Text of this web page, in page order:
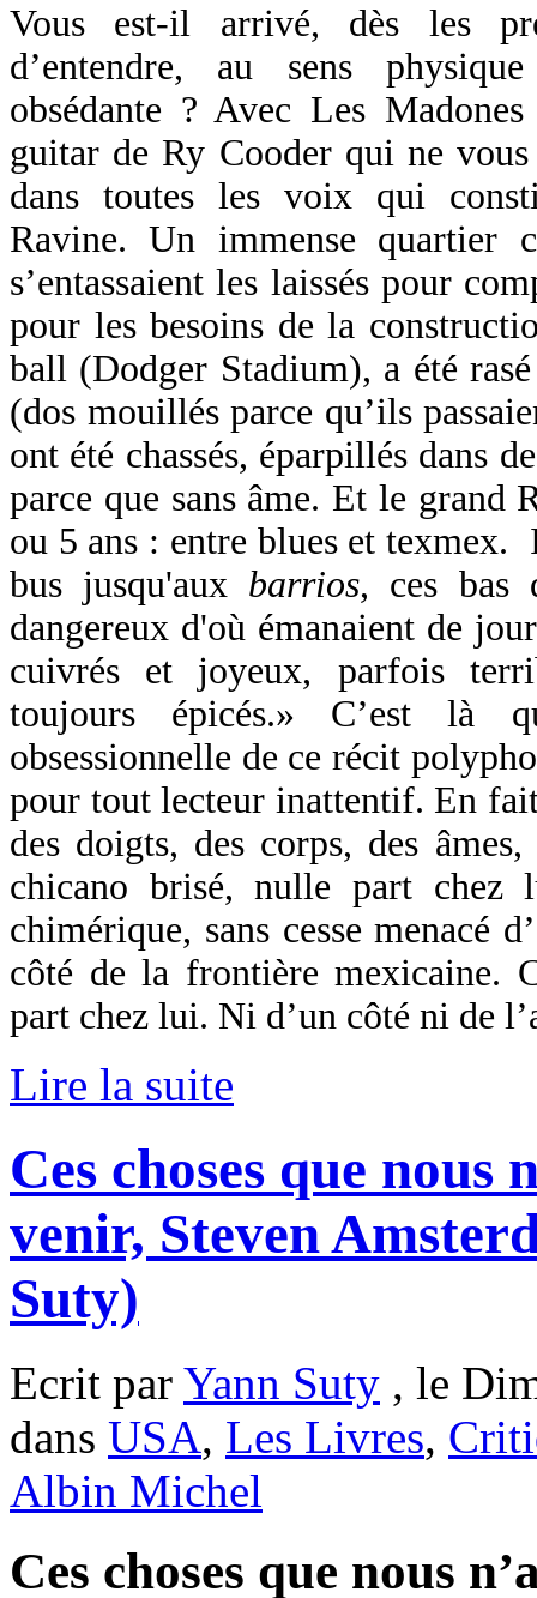
Vous est-il arrivé, dès les
d’entendre, au sens
obsédante ? Avec Les
guitar de Ry Cooder qui ne
dans toutes les voix qui
Ravine. Un immense quartier
s’entassaient les laissés pour
pour les besoins de la
ball (Dodger Stadium), a été
(dos mouillés parce qu’ils
ont été chassés, éparpillés dans
parce que sans âme. Et le
ou 5 ans : entre blues et texmex.
bus jusqu'aux barrios, ces bas
dangereux d'où émanaient de
cuivrés et joyeux, parfois
toujours épicés.» C’est là
obsessionnelle de ce récit
pour tout lecteur inattentif. En
des doigts, des corps, des
chicano brisé, nulle part chez
chimérique, sans cesse menacé
côté de la frontière mexicaine.
part chez lui. Ni d’un côté ni de
Lire la suite
Ces choses que nous
venir, Steven
Suty)
Ecrit par Yann Suty , le
dans USA, Les Livres,
Albin Michel
Ces choses que nous